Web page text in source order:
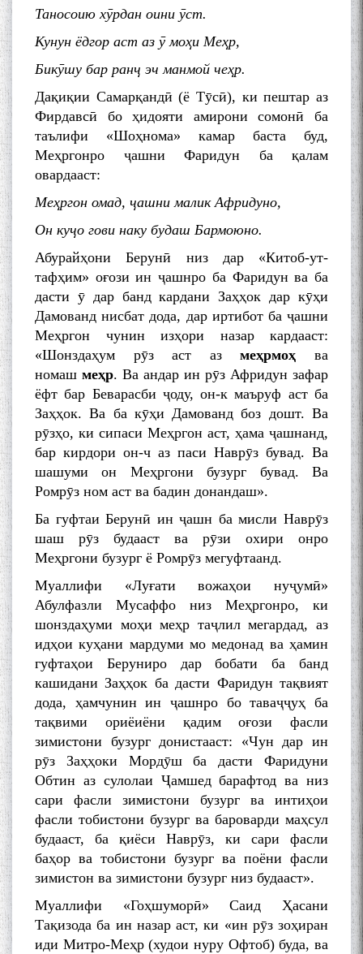
Таносоию хӯрдан оини ӯст.
Кунун ёдгор аст аз ӯ моҳи Меҳр,
Бикӯшу бар ранҷ эч манмой чеҳр.
Дақиқии Самарқандӣ (ё Тӯсӣ), ки пештар аз
Фирдавсӣ бо ҳидояти амирони сомонӣ ба
таълифи «Шоҳнома» камар баста буд,
Меҳргонро ҷашни Фаридун ба қалам
овардааст:
Меҳргон омад, ҷашни малик Афридуно,
Он куҷо гови наку будаш Бармоюно.
Абурайҳони Берунӣ низ дар «Китоб-ут-
тафҳим» оғози ин ҷашнро ба Фаридун ва ба
дасти ӯ дар банд кардани Заҳҳок дар кӯҳи
Дамованд нисбат дода, дар иртибот ба ҷашни
Меҳргон чунин изҳори назар кардааст:
«Шонздаҳум рӯз аст азмеҳрмоҳ ва
номаш меҳр. Ва андар ин рӯз Афридун зафар
ёфт бар Беварасби ҷоду, он-к маъруф аст ба
Заҳҳок. Ва ба кӯҳи Дамованд боз дошт. Ва
рӯзҳо, ки сипаси Меҳргон аст, ҳама ҷашнанд,
бар кирдори он-ч аз паси Наврӯз бувад. Ва
шашуми он Меҳргони бузург бувад. Ва
Ромрӯз ном аст ва бадин донандаш».
Ба гуфтаи Берунӣ ин ҷашн ба мисли Наврӯз
шаш рӯз будааст ва рӯзи охири онро
Меҳргони бузург ё Ромрӯз мегуфтаанд.
Муаллифи «Луғати вожаҳои нуҷумӣ»
Абулфазли Мусаффо низ Меҳргонро, ки
шонздаҳуми моҳи меҳр таҷлил мегардад, аз
идҳои куҳани мардуми мо медонад ва ҳамин
гуфтаҳои Беруниро дар бобати ба банд
кашидани Заҳҳок ба дасти Фаридун тақвият
дода, ҳамчунин ин ҷашнро бо таваҷҷуҳ ба
тақвими ориёиёни қадим оғози фасли
зимистони бузург донистааст: «Чун дар ин
рӯз Заҳҳоки Мордӯш ба дасти Фаридуни
Обтин аз сулолаи Ҷамшед барафтод ва низ
сари фасли зимистони бузург ва интиҳои
фасли тобистони бузург ва бароварди маҳсул
будааст, ба қиёси Наврӯз, ки сари фасли
баҳор ва тобистони бузург ва поёни фасли
зимистон ва зимистони бузург низ будааст».
Муаллифи «Гоҳшуморӣ» Саид Ҳасани
Тақизода ба ин назар аст, ки «ин рӯз зоҳиран
иди Митро-Меҳр (худои нуру Офтоб) буда, ва